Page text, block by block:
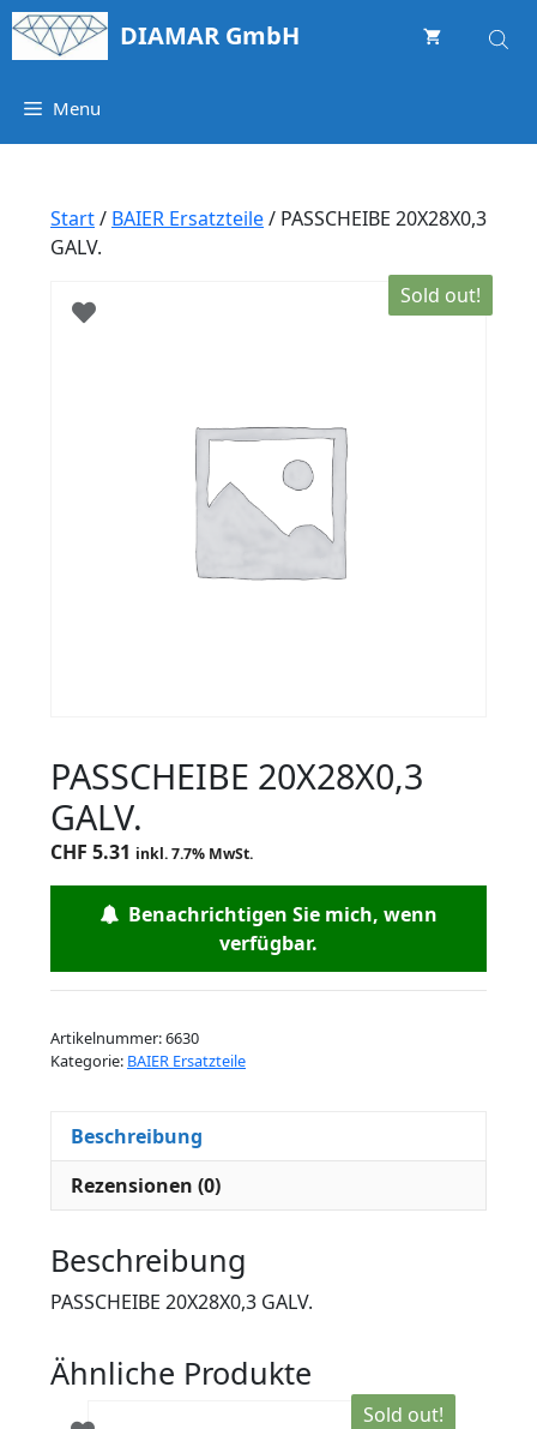
Springe
zum
DIAMAR GmbH
Menu
Start/ BAIER Ersatzteile/ PASSCHEIBE 20X28X0,3
GALV.
Sold out!
PASSCHEIBE 20X28X0,3
GALV.
CHF 5.31 inkl. 7.7% MwSt.
Benachrichtigen Sie mich, wenn
verfügbar.
Artikelnummer:6630
Kategorie: BAIER Ersatzteile
Beschreibung
Rezensionen (0)
Beschreibung
PASSCHEIBE 20X28X0,3 GALV.
Ähnliche Produkte
Sold out!